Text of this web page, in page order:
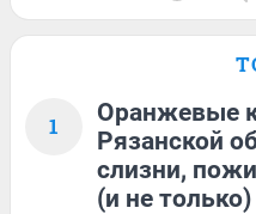
1
Оранжевые
Рязанской
слизни,
(и не только)